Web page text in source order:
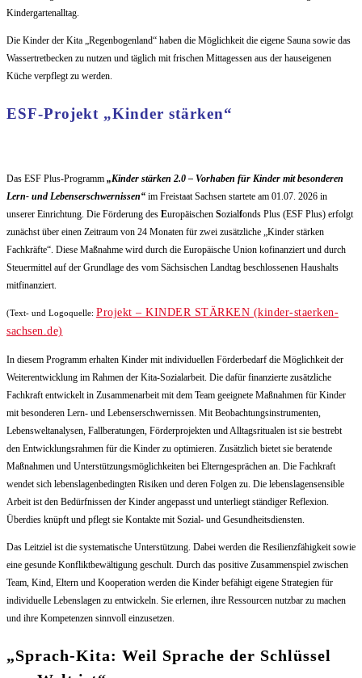
Kindergartenalltag.
Die Kinder der Kita „Regenbogenland“ haben die Möglichkeit die eigene Sauna sowie das
Wassertretbecken zu nutzen und täglich mit frischen Mittagessen aus der hauseigenen
Küche verpflegt zu werden.
ESF-Projekt „Kinder stärken“
Das ESF Plus-Programm „Kinder stärken 2.0 – Vorhaben für Kinder mit besonderen
Lern- und Lebenserschwernissen“ im Freistaat Sachsen startete am 01.07. 2026 in
unserer Einrichtung. Die Förderung des Europäischen Sozialfonds Plus (ESF Plus) erfolgt
zunächst über einen Zeitraum von 24 Monaten für zwei zusätzliche „Kinder stärken
Fachkräfte“. Diese Maßnahme wird durch die Europäische Union kofinanziert und durch
Steuermittel auf der Grundlage des vom Sächsischen Landtag beschlossenen Haushalts
mitfinanziert.
(Text- und Logoquelle: Projekt – KINDER STÄRKEN (kinder-staerken-
sachsen.de)
In diesem Programm erhalten Kinder mit individuellen Förderbedarf die Möglichkeit der
Weiterentwicklung im Rahmen der Kita-Sozialarbeit. Die dafür finanzierte zusätzliche
Fachkraft entwickelt in Zusammenarbeit mit dem Team geeignete Maßnahmen für Kinder
mit besonderen Lern- und Lebenserschwernissen. Mit Beobachtungsinstrumenten,
Lebensweltanalysen, Fallberatungen, Förderprojekten und Alltagsritualen ist sie bestrebt
den Entwicklungsrahmen für die Kinder zu optimieren. Zusätzlich bietet sie beratende
Maßnahmen und Unterstützungsmöglichkeiten bei Elterngesprächen an. Die Fachkraft
wendet sich lebenslagenbedingten Risiken und deren Folgen zu. Die lebenslagensensible
Arbeit ist den Bedürfnissen der Kinder angepasst und unterliegt ständiger Reflexion.
Überdies knüpft und pflegt sie Kontakte mit Sozial- und Gesundheitsdiensten.
Das Leitziel ist die systematische Unterstützung. Dabei werden die Resilienzfähigkeit sowie
eine gesunde Konfliktbewältigung geschult. Durch das positive Zusammenspiel zwischen
Team, Kind, Eltern und Kooperation werden die Kinder befähigt eigene Strategien für
individuelle Lebenslagen zu entwickeln. Sie erlernen, ihre Ressourcen nutzbar zu machen
und ihre Kompetenzen sinnvoll einzusetzen.
„Sprach-Kita: Weil Sprache der Schlüssel